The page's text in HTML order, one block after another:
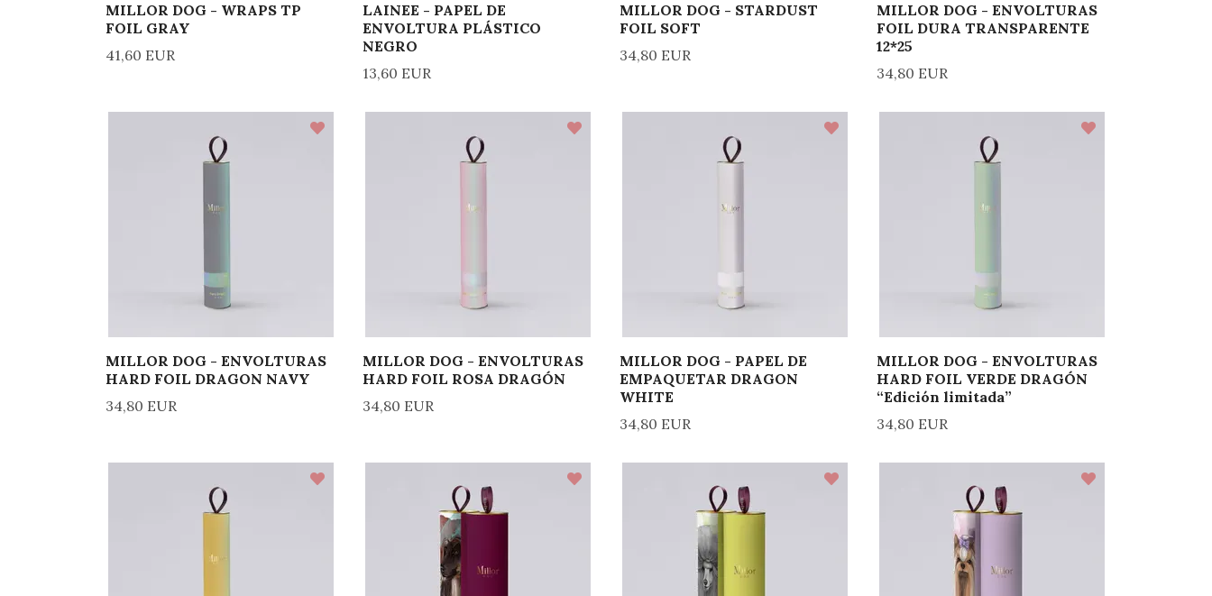
MILLOR DOG - WRAPS TP
FOIL GRAY
41,60 EUR
LAINEE - PAPEL DE
ENVOLTURA PLÁSTICO
NEGRO
13,60 EUR
MILLOR DOG - STARDUST
FOIL SOFT
34,80 EUR
MILLOR DOG - ENVOLTURAS
FOIL DURA TRANSPARENTE
12*25
34,80 EUR
MILLOR DOG - ENVOLTURAS
HARD FOIL DRAGON NAVY
34,80 EUR
MILLOR DOG - ENVOLTURAS
HARD FOIL ROSA DRAGÓN
34,80 EUR
MILLOR DOG - PAPEL DE
EMPAQUETAR DRAGON
WHITE
34,80 EUR
MILLOR DOG - ENVOLTURAS
HARD FOIL VERDE DRAGÓN
“Edición limitada”
34,80 EUR